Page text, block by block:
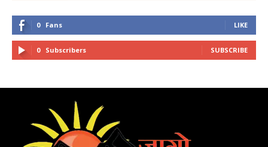
0 Fans LIKE
0 Subscribers SUBSCRIBE